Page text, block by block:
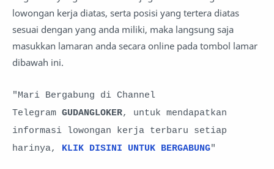
lowongan kerja diatas, serta posisi yang tertera diatas
sesuai dengan yang anda miliki, maka langsung saja
masukkan lamaran anda secara online pada tombol lamar
dibawah ini.
"Mari Bergabung di Channel
Telegram GUDANGLOKER, untuk mendapatkan
informasi lowongan kerja terbaru setiap
harinya, KLIK DISINI UNTUK BERGABUNG"